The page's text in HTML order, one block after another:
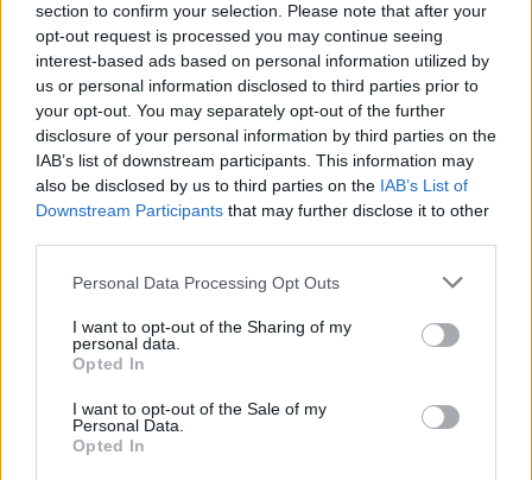
section to confirm your selection. Please note that after your
opt-out request is processed you may continue seeing
interest-based ads based on personal information utilized by
us or personal information disclosed to third parties prior to
your opt-out. You may separately opt-out of the further
disclosure of your personal information by third parties on the
IAB’s list of downstream participants. This information may
also be disclosed by us to third parties on the IAB’s List of
Downstream Participants that may further disclose it to other
Personal Data Processing Opt Outs
I want to opt-out of the Sharing of my
personal data.
Opted In
I want to opt-out of the Sale of my
Personal Data.
Opted In
Kontrollet mjekësore pengojnë
kalimin e Fisnik Asllanit te RB
Leipzig
Afrimi i Rodrit ngushton
hapësirat, Barcelona mund të
humbasë një tjetër xhevahir të
akademisë